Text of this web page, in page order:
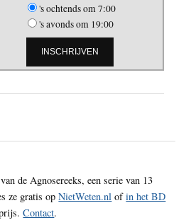
's ochtends om 7:00
's avonds om 19:00
de Agnosereeks, een serie van 13
ze gratis opNietWeten.nl ofin het BD
Contact.